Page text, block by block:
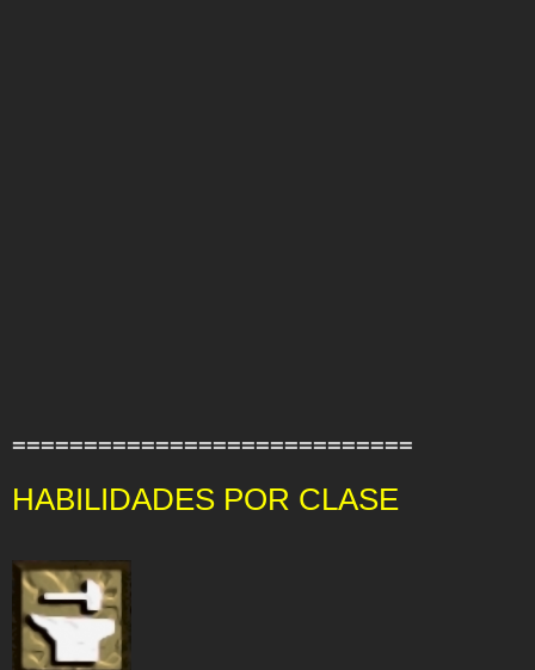
============================
HABILIDADES POR CLASE